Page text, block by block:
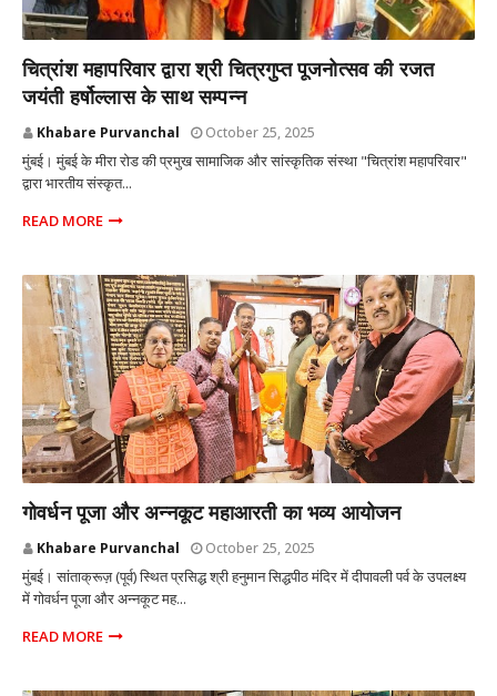
चित्रांश महापरिवार द्वारा श्री चित्रगुप्त पूजनोत्सव की रजत
जयंती हर्षोल्लास के साथ सम्पन्न
Khabare Purvanchal October 25, 2025
मुंबई। मुंबई के मीरा रोड की प्रमुख सामाजिक और सांस्कृतिक संस्था "चित्रांश महापरिवार"
द्वारा भारतीय संस्कृत...
READ MORE
गोवर्धन पूजा और अन्नकूट महाआरती का भव्य आयोजन
Khabare Purvanchal October 25, 2025
मुंबई। सांताक्रूज़ (पूर्व) स्थित प्रसिद्ध श्री हनुमान सिद्धपीठ मंदिर में दीपावली पर्व के उपलक्ष्य
में गोवर्धन पूजा और अन्नकूट मह...
READ MORE